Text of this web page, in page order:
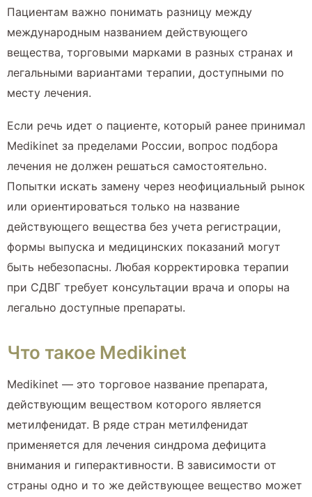
Пациентам важно понимать разницу между
международным названием действующего
вещества, торговыми марками в разных странах и
легальными вариантами терапии, доступными по
месту лечения.
Если речь идет о пациенте, который ранее принимал
Medikinet за пределами России, вопрос подбора
лечения не должен решаться самостоятельно.
Попытки искать замену через неофициальный рынок
или ориентироваться только на название
действующего вещества без учета регистрации,
формы выпуска и медицинских показаний могут
быть небезопасны. Любая корректировка терапии
при СДВГ требует консультации врача и опоры на
легально доступные препараты.
Что такое Medikinet
Medikinet — это торговое название препарата,
действующим веществом которого является
метилфенидат. В ряде стран метилфенидат
применяется для лечения синдрома дефицита
внимания и гиперактивности. В зависимости от
страны одно и то же действующее вещество может